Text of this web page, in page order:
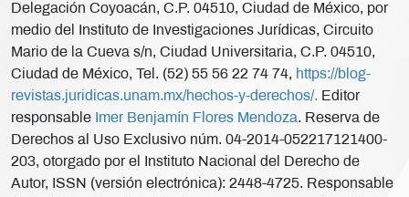
Delegación Coyoacán, C.P. 04510, Ciudad de México, por
medio del Instituto de Investigaciones Jurídicas, Circuito
Mario de la Cueva s/n, Ciudad Universitaria, C.P. 04510,
Ciudad de México, Tel. (52) 55 56 22 74 74, https://blog-
revistas.juridicas.unam.mx/hechos-y-derechos/. Editor
responsable Imer Benjamín Flores Mendoza. Reserva de
Derechos al Uso Exclusivo núm. 04-2014-052217121400-
203, otorgado por el Instituto Nacional del Derecho de
Autor, ISSN (versión electrónica): 2448-4725. Responsable